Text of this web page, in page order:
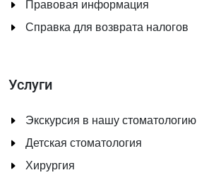
Правовая информация
Справка для возврата налогов
Услуги
Экскурсия в нашу стоматологию
Детская стоматология
Хирургия